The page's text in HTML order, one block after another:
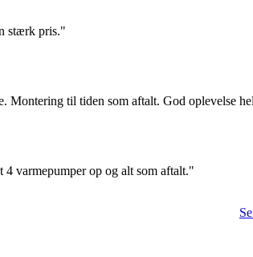
stærk pris."
Montering til tiden som aftalt. God oplevelse
varmepumper op og alt som aftalt."